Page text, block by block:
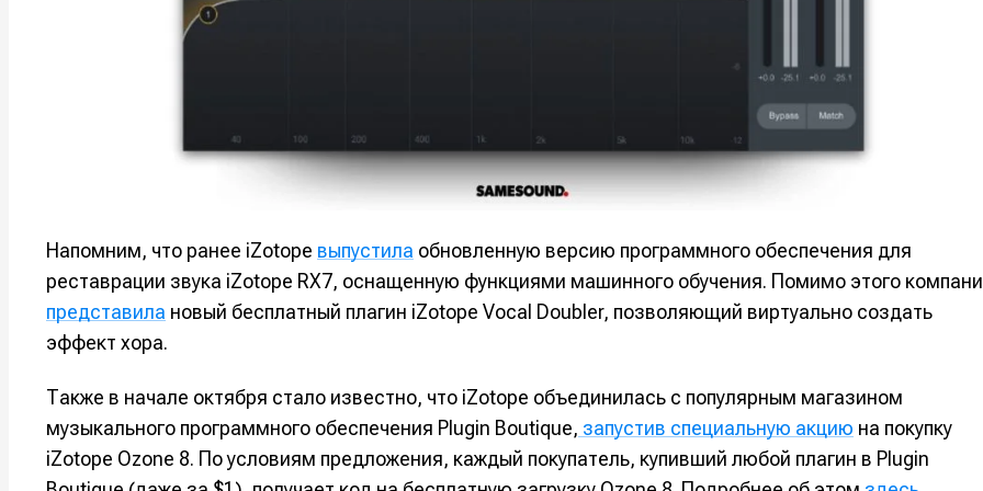
Напомним, что ранее iZotope выпустила обновленную версию программного обеспечения для
реставрации звука iZotope RX7, оснащенную функциями машинного обучения. Помимо этого
представила новый бесплатный плагин iZotope Vocal Doubler, позволяющий виртуально создать
эффект хора.
Также в начале октября стало известно, что iZotope объединилась с популярным магазином
музыкального программного обеспечения Plugin Boutique, запустив специальную акцию на покупку
iZotope Ozone 8. По условиям предложения, каждый покупатель, купивший любой плагин в Plugin